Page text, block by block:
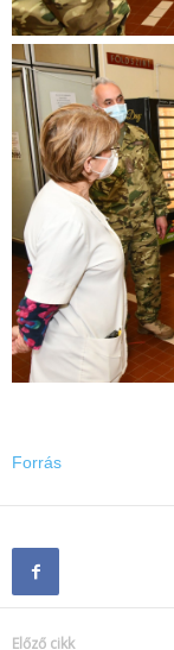
Forrás
Előző cikk